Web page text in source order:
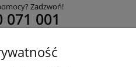
Zadzwoń!
071 001